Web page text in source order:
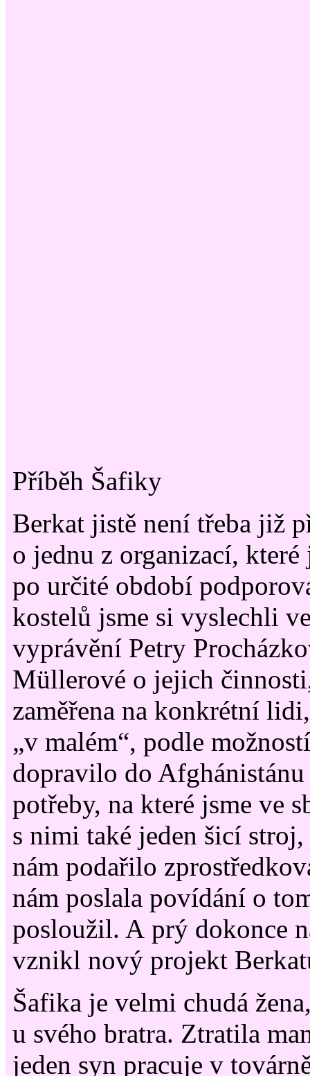
Příběh Šafiky
Berkat jistě není třeba již
o jednu z organizací, které
po určité období
kostelů jsme si vyslechli
vyprávění Petry
Müllerové o jejich
zaměřena na konkrétní
„v malém“, podle
dopravilo do
potřeby, na které jsme ve
s nimi také jeden šicí
nám podařilo
nám poslala povídání o
posloužil. A prý dokonce
vznikl nový projekt
Šafika je velmi chudá
u svého bratra. Ztratila
jeden syn pracuje v